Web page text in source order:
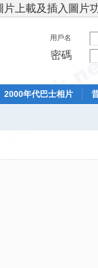
片上載及插入圖片
用戶名
密碼
2000年代巴士相片